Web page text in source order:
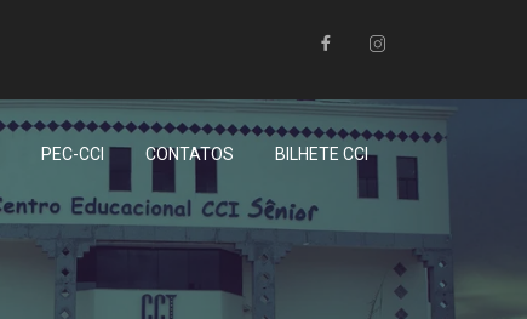
PEC-CCI CONTATOS BILHETE CCI